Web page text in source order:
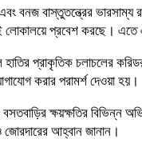
বনজ বাস্তুতন্ত্রের
লোকালয়ে প্রবেশ করছে।
প্রাকৃতিক চলাচলের
করার পরামর্শ দেওয়া হয়।
ক্ষয়ক্ষতির বিভিন্ন
আহ্বান জানান।